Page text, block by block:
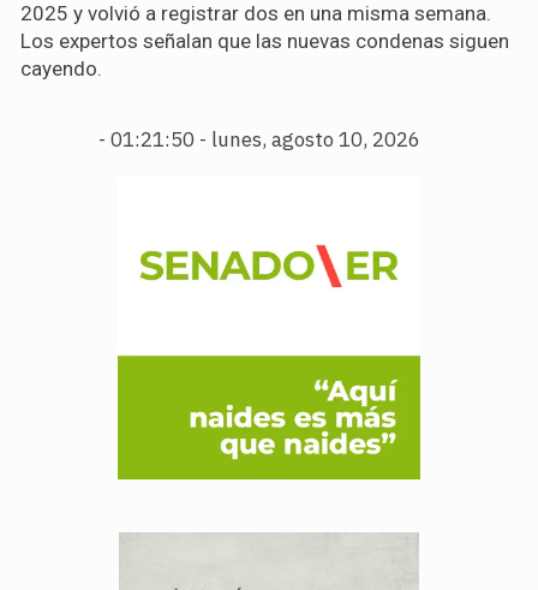
2025 y volvió a registrar dos en una misma semana.
Los expertos señalan que las nuevas condenas siguen
cayendo.
- 01:21:51 - lunes, agosto 10, 2026